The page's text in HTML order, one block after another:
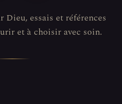
Dieu, essais et références
et à choisir avec soin.